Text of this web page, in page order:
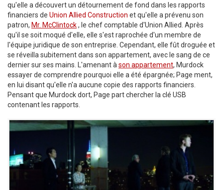
qu'elle a découvert un détournement de fond dans les rapports
financiers de Union Allied Construction et qu'elle a prévenu son
patron, Mr. McClintock, le chef comptable d'Union Allied. Après
qu'il se soit moqué d'elle, elle s'est raprochée d'un membre de
l'équipe juridique de son entreprise. Cependant, elle fût droguée et
se réveilla subitement dans son appartement, avec le sang de ce
dernier sur ses mains. L'amenant àson appartement, Murdock
essayer de comprendre pourquoi elle a été épargnée; Page ment,
en lui disant qu'elle n'a aucune copie des rapports financiers.
Pensant que Murdock dort, Page part chercher la clé USB
contenant les rapports.